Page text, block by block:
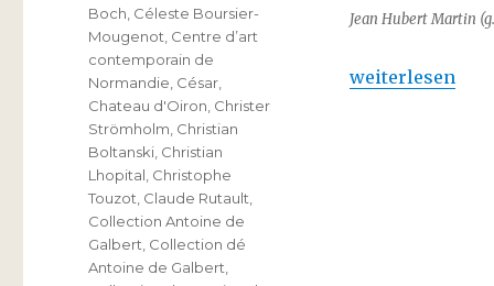
Jean Hubert Martin
„Collection de
weiterlesen
Boch Céleste Boursier-
Mougenot Centre d’art
contemporain de
Normandie César
Chateau d'Oiron Christer
Strömholm Christian
Boltanski Christian
Lhopital Christophe
Touzot Claude Rutault
Collection Antoine de
Galbert Collection dé
Antoine de Galbert